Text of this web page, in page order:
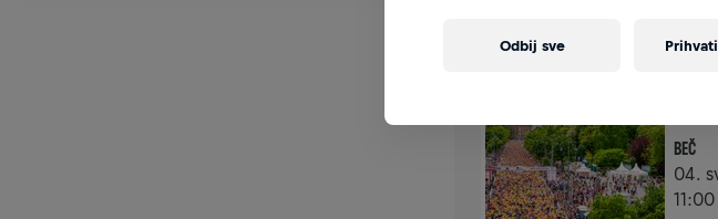
WINGS FOR LIFE WORLD RUN
BEČ
04.
Odbij sve